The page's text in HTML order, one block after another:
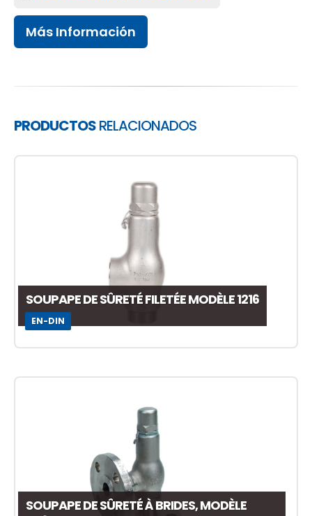
Más Información
PRODUCTOSRELACIONADOS
SOUPAPE DE SÛRETÉ FILETÉE MODÈLE 1216
EN-DIN
SOUPAPE DE SÛRETÉ À BRIDES, MODÈLE